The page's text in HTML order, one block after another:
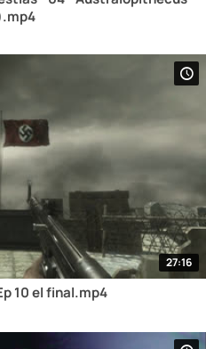
27:16
10 el final.mp4